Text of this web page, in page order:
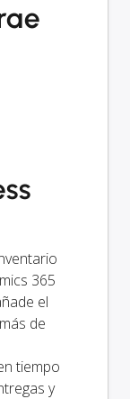
365
el
de
tiempo
y